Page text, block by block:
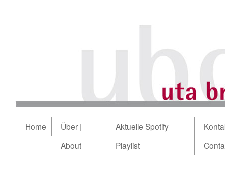
Home
Über |
About
Aktuelle Spotify
Playlist